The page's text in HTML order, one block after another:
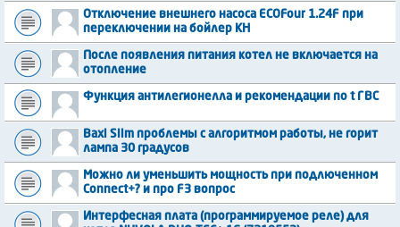
Отключение внешнего насоса ECOFour 1.24F при
переключении на бойлер КН
После появления питания котел не включается на
отопление
Функция антилегионелла и рекомендации по t ГВС
Baxi Slim проблемы с алгоритмом работы, не горит
лампа 30 градусов
Можно ли уменьшить мощность при подлюченном
Connect+? и про F3 вопрос
Интерфесная плата (программируемое реле) для